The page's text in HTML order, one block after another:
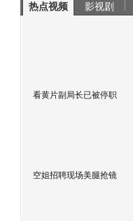
热点视频 影视剧
看黄片副局长已被停职
空姐招聘现场美腿抢镜